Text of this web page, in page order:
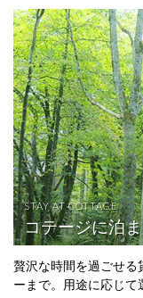
STAY AT COTTAGE
コテージに泊
贅沢な時間を過ごせる
ーまで。用途に応じて